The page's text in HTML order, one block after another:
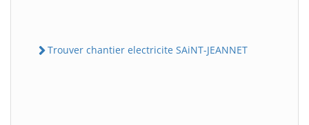
Trouver chantier electricite SAiNT-JEANNET